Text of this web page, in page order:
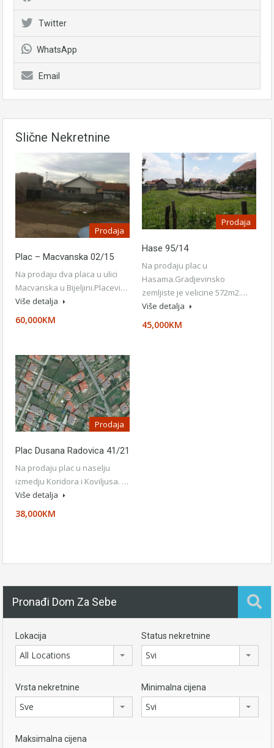
Twitter
WhatsApp
Email
Slične Nekretnine
Prodaja
Plac – Macvanska 02/15
Na prodaju dva placa u ulici
Macvanska u Bijeljini.Placevi…
Više detalja
60,000KM
Prodaja
Hase 95/14
Na prodaju plac u
Hasama.Gradjevinsko
zemljiste je velicine 572m2.…
Više detalja
45,000KM
Prodaja
Plac Dusana Radovica 41/21
Na prodaju plac u naselju
izmedju Koridora i Koviljusa. …
Više detalja
38,000KM
Pronađi Dom Za Sebe
Lokacija
All Locations
Status nekretnine
Svi
Vrsta nekretnine
Sve
Minimalna cijena
Svi
Maksimalna cijena